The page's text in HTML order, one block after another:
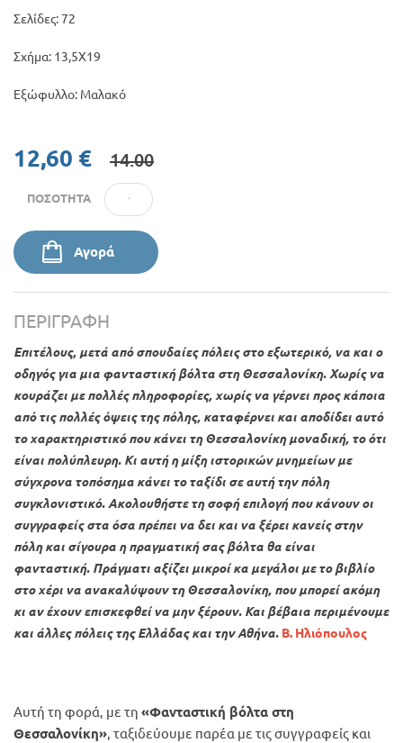
Σελίδες: 72
Σχήμα: 13,5Χ19
Εξώφυλλο: Μαλακό
12,60 € 14.00
ΠΟΣΌΤΗΤΑ
Αγορά
ΠΕΡΙΓΡΑΦΉ
Επιτέλους, μετά από σπουδαίες πόλεις στο εξωτερικό, να και ο
οδηγός για μια φανταστική βόλτα στη Θεσσαλονίκη. Χωρίς να
κουράζει με πολλές πληροφορίες, χωρίς να γέρνει προς κάποια
από τις πολλές όψεις της πόλης, καταφέρνει και αποδίδει αυτό
το χαρακτηριστικό που κάνει τη Θεσσαλονίκη μοναδική, το ότι
είναι πολύπλευρη. Κι αυτή η μίξη ιστορικών μνημείων με
σύγχρονα τοπόσημα κάνει το ταξίδι σε αυτή την πόλη
συγκλονιστικό. Ακολουθήστε τη σοφή επιλογή που κάνουν οι
συγγραφείς στα όσα πρέπει να δει και να ξέρει κανείς στην
πόλη και σίγουρα η πραγματική σας βόλτα θα είναι
φανταστική. Πράγματι αξίζει μικροί κα μεγάλοι με το βιβλίο
στο χέρι να ανακαλύψουν τη Θεσσαλονίκη, που μπορεί ακόμη
κι αν έχουν επισκεφθεί να μην ξέρουν. Και βέβαια περιμένουμε
και άλλες πόλεις της Ελλάδας και την Αθήνα. Β. Ηλιόπουλος
Αυτή τη φορά, με τη «Φανταστική βόλτα στη
Θεσσαλονίκη», ταξιδεύουμε παρέα με τις συγγραφείς και